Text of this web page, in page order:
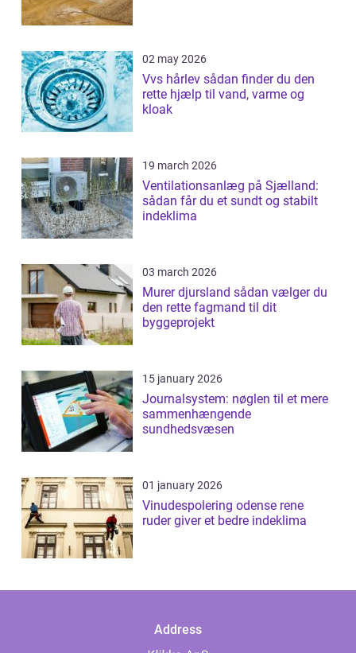
02 may 2026
Vvs hårlev sådan finder du den
rette hjælp til vand, varme og
kloak
19 march 2026
Ventilationsanlæg på Sjælland:
sådan får du et sundt og stabilt
indeklima
03 march 2026
Murer djursland sådan vælger du
den rette fagmand til dit
byggeprojekt
15 january 2026
Journalsystem: nøglen til et mere
sammenhængende
sundhedsvæsen
01 january 2026
Vinudespolering odense rene
ruder giver et bedre indeklima
Address